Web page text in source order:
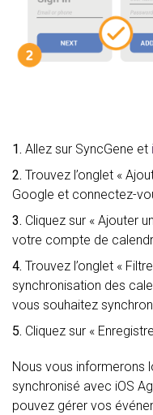
1. Allez sur SyncGene et
2. Trouvez l’onglet «
Google et connectez-
3. Cliquez sur « Ajouter
votre compte de
4. Trouvez l’onglet «
synchronisation des
vous souhaitez
5. Cliquez sur «
Nous vous informerons
synchronisé avec iOS
pouvez gérer vos